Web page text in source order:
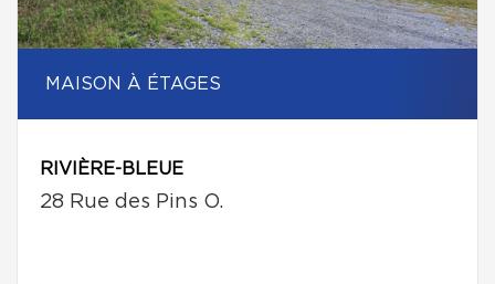
MAISON À ÉTAGES
RIVIÈRE-BLEUE
28 Rue des Pins O.